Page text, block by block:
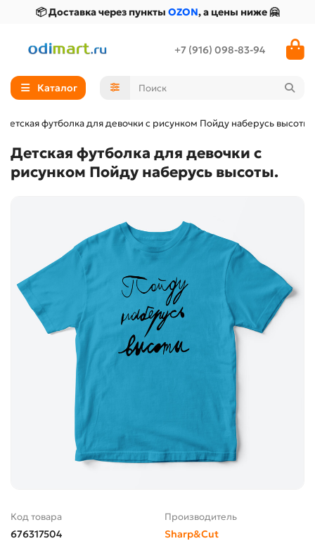
📦 Доставка через пункты OZON, а цены ниже 🤗
+7 (916) 098-83-94
Каталог
Детская футболка для девочки с рисунком Пойду наберусь высоты.
Детская футболка для девочки с
рисунком Пойду наберусь высоты.
Код товара
676317504
Производитель
Sharp&Cut